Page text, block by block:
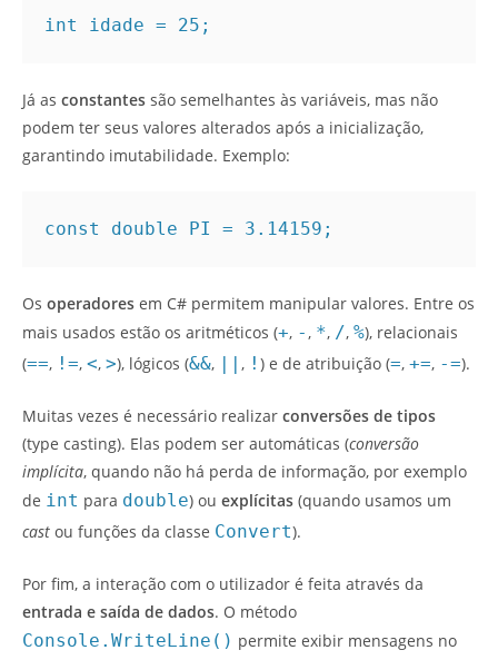
int idade = 25;
Já as constantes são semelhantes às variáveis, mas não
podem ter seus valores alterados após a inicialização,
garantindo imutabilidade. Exemplo:
const double PI = 3.14159;
Os operadores em C# permitem manipular valores. Entre os
mais usados estão os aritméticos (+, -, *, /, %), relacionais
(==, !=, <, >), lógicos (&&, || , ! ) e de atribuição (=, +=, -=).
Muitas vezes é necessário realizar conversões de tipos
(type casting). Elas podem ser automáticas (conversão
implícita, quando não há perda de informação, por exemplo
de int para double) ou explícitas (quando usamos um
cast ou funções da classe Convert).
Por fim, a interação com o utilizador é feita através da
entrada e saída de dados. O método
Console.WriteLine() permite exibir mensagens no